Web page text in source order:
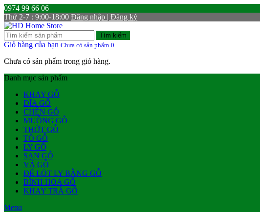
0974 99 66 06
Thứ 2-7 : 9:00-18:00 Đăng nhập | Đăng ký
Tìm kiếm
Giỏ hàng của bạn Chưa có sản phẩm 0
Chưa có sản phẩm trong giỏ hàng.
Danh mục sản phẩm
KHAY GỖ
ĐĨA GỖ
CHÉN GỖ
MUỖNG GỖ
THỚT GỖ
TÔ GỖ
LY GỖ
SẠN GỖ
VÁ GỖ
ĐẾ LÓT LY BẰNG GỖ
BÌNH HOA GỖ
KHAY TRÀ GỖ
Menu